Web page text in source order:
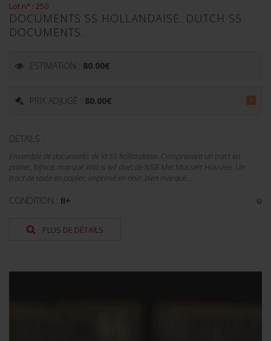
Lot n° : 250
DOCUMENTS SS HOLLANDAISE. DUTCH SS
DOCUMENTS.
ESTIMATION : 80.00€
PRIX ADJUGÉ : 80.00€ =
DÉTAILS :
Ensemble de documents de la SS hollandaise. Comprenant un tract en
papier, biface, marqué Wat is wil doet de NSB Met Mussert Hou-zee. Un
tract de texte en papier, imprimé en noir, bien marqué...
CONDITION : II+
PLUS DE DÉTAILS